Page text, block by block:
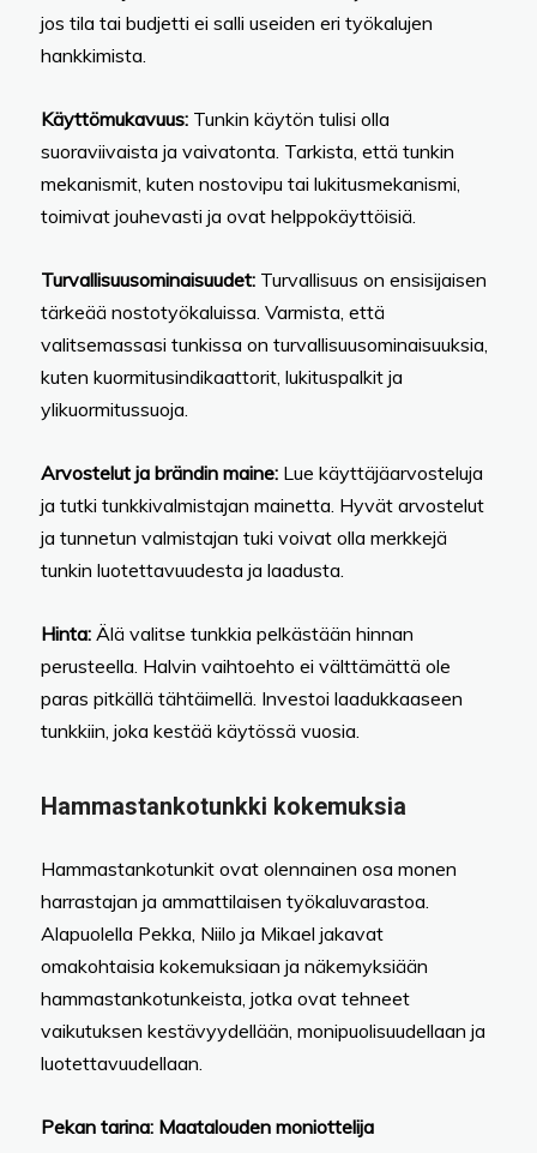
jos tila tai budjetti ei salli useiden eri työkalujen
hankkimista.
Käyttömukavuus: Tunkin käytön tulisi olla
suoraviivaista ja vaivatonta. Tarkista, että tunkin
mekanismit, kuten nostovipu tai lukitusmekanismi,
toimivat jouhevasti ja ovat helppokäyttöisiä.
Turvallisuusominaisuudet: Turvallisuus on ensisijaisen
tärkeää nostotyökaluissa. Varmista, että
valitsemassasi tunkissa on turvallisuusominaisuuksia,
kuten kuormitusindikaattorit, lukituspalkit ja
ylikuormitussuoja.
Arvostelut ja brändin maine: Lue käyttäjäarvosteluja
ja tutki tunkkivalmistajan mainetta. Hyvät arvostelut
ja tunnetun valmistajan tuki voivat olla merkkejä
tunkin luotettavuudesta ja laadusta.
Hinta: Älä valitse tunkkia pelkästään hinnan
perusteella. Halvin vaihtoehto ei välttämättä ole
paras pitkällä tähtäimellä. Investoi laadukkaaseen
tunkkiin, joka kestää käytössä vuosia.
Hammastankotunkki kokemuksia
Hammastankotunkit ovat olennainen osa monen
harrastajan ja ammattilaisen työkaluvarastoa.
Alapuolella Pekka, Niilo ja Mikael jakavat
omakohtaisia kokemuksiaan ja näkemyksiään
hammastankotunkeista, jotka ovat tehneet
vaikutuksen kestävyydellään, monipuolisuudellaan ja
luotettavuudellaan.
Pekan tarina: Maatalouden moniottelija